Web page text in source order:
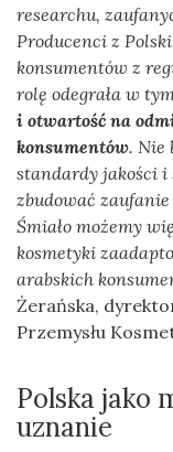
researchu,
Producenci z
konsumentów z
rolę odegrała w
i otwartość na
konsumentów. Nie
standardy jakości i
zbudować zaufanie
Śmiało możemy
kosmetyki
arabskich
Żerańska,
Przemysłu
Polska jako
uznanie